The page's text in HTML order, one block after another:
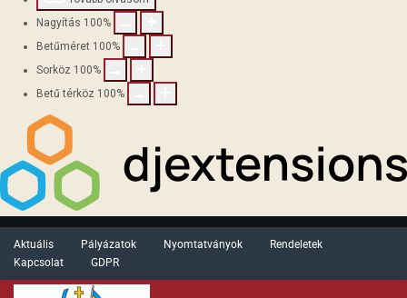
Nagyítás 100%
Betűméret 100%
Sorköz 100%
Betű térköz 100%
Aktuális Pályázatok Nyomtatványok
Rendeletek
Kapcsolat
GDPR